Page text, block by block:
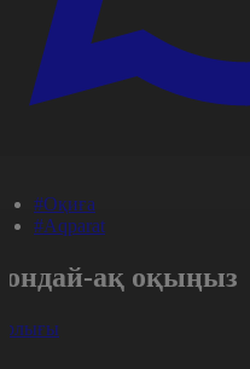
#Оқиға
#Aqparat
ақ оқыңыз